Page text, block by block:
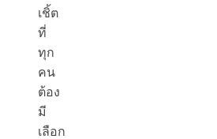
เชิ้ต
ที่
ทุก
คน
ต้อง
มี
เลือก